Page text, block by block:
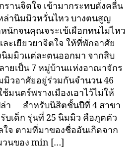
านจิตใจ เข้ามากระทบดั่งคลื่น
ล่านิมมิวหวั่นไหว บางตนสูญ
นักจนคุณจระเข้เผือกทนไม่ไหว
ละเยียวยาจิตใจ ให้ที่พักอาศัย
นิมมิวเเต่ละตนออกมา จากสิบ
ายเป็น 7 หมู่บ้านแห่งอาณาจักร
มิวอาศัยอยู่ร่วมกันจำนวน 46
มนตร์พรางเมืองเอาไว้ไม่ให้
ล่า สำหรับนิสิตชั้นปีที่ 4 สาขา
บเด็ก รุ่นที่ 25 นิมมิว คือภูตตัว
ใจ ตามที่มาของชื่ออันเกิดจาก
วนของ min […]